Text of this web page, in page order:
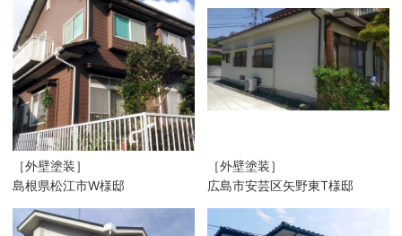
［外壁塗装］
島根県松江市W様邸
［外壁塗装］
広島市安芸区矢野東T様邸